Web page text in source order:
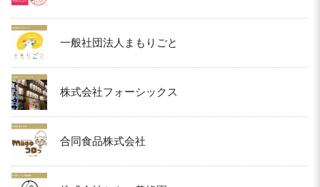
一般社団法人まもりごと
株式会社フォーシックス
合同食品株式会社